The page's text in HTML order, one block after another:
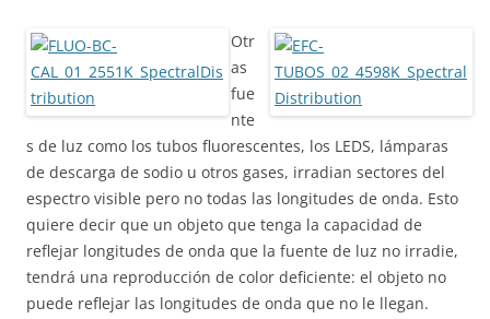
Otr
as
fue
nte
s de luz como los tubos fluorescentes, los LEDS, lámparas
de descarga de sodio u otros gases, irradian sectores del
espectro visible pero no todas las longitudes de onda. Esto
quiere decir que un objeto que tenga la capacidad de
reflejar longitudes de onda que la fuente de luz no irradie,
tendrá una reproducción de color deficiente: el objeto no
puede reflejar las longitudes de onda que no le llegan.